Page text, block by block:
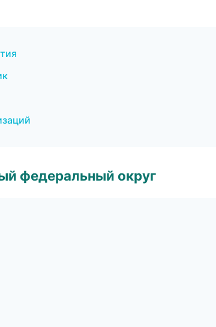
федеральный округ